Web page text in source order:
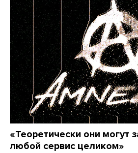
«Теоретически они могут
любой сервис целиком»